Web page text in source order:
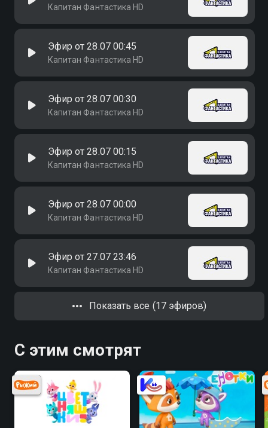
Капитан Фантастика HD
Эфир от 28.07 00:45
Капитан Фантастика HD
Эфир от 28.07 00:30
Капитан Фантастика HD
Эфир от 28.07 00:15
Капитан Фантастика HD
Эфир от 28.07 00:00
Капитан Фантастика HD
Эфир от 27.07 23:46
Капитан Фантастика HD
Показать все (17 эфиров)
С этим смотрят